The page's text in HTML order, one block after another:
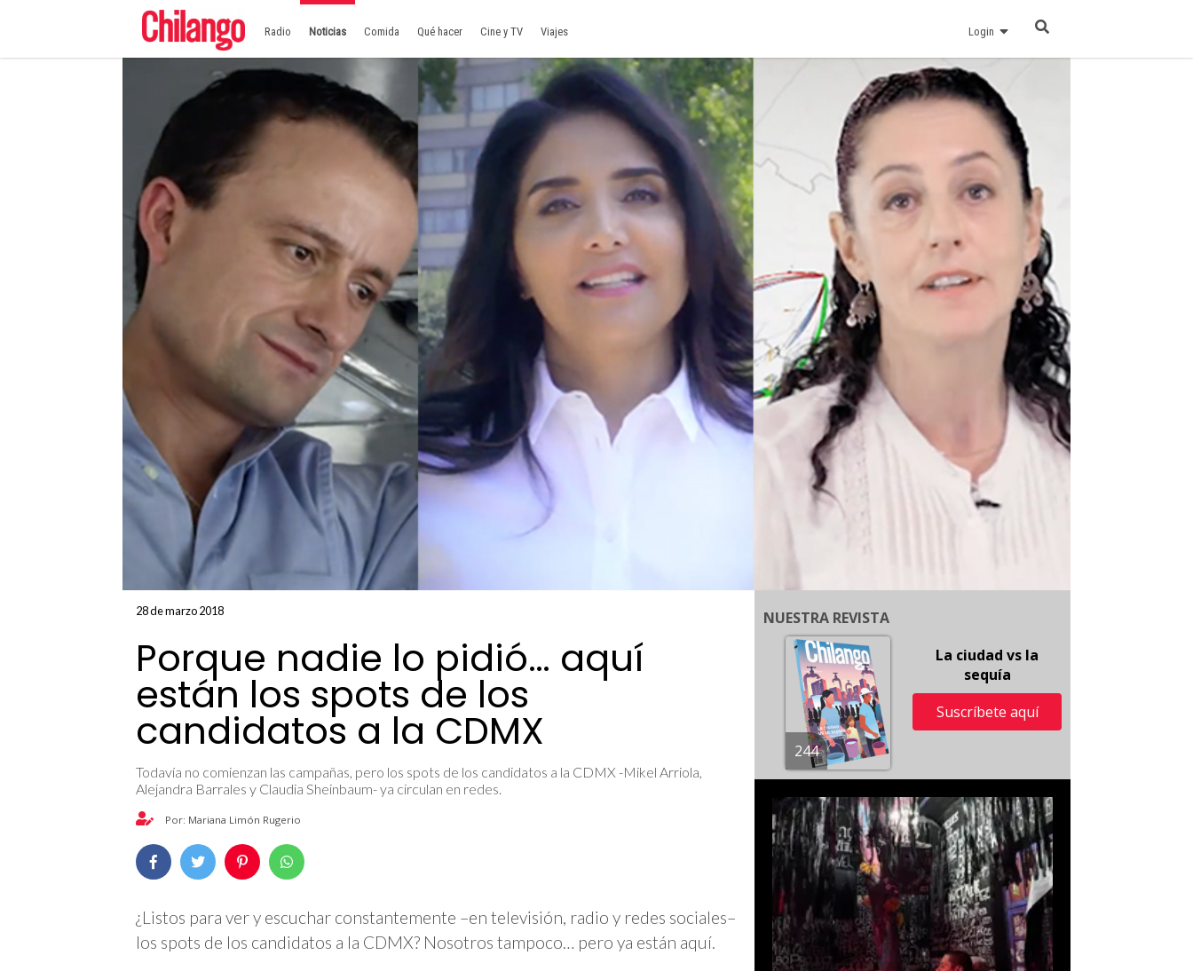
Radio Noticias Comida Qué hacer Cine y TV Viajes Login
28 de marzo 2018
Porque nadie lo pidió… aquí
están los spots de los
candidatos a la CDMX
Todavía no comienzan las campañas, pero los spots de los candidatos a la CDMX -Mikel Arriola,
Alejandra Barrales y Claudia Sheinbaum- ya circulan en redes.
Por: Mariana Limón Rugerio
¿Listos para ver y escuchar constantemente –en televisión, radio y redes sociales–
los spots de los candidatos a la CDMX? Nosotros tampoco… pero ya están aquí.
NUESTRA REVISTA
244
La ciudad vs la
sequía
Suscríbete aquí